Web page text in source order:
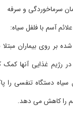
سرماخوردگی و سرفه
بر روی بیماران
رژیم غذایی آنها کمک
سیاه دستگاه تنفسی را
را کاهش می دهد.